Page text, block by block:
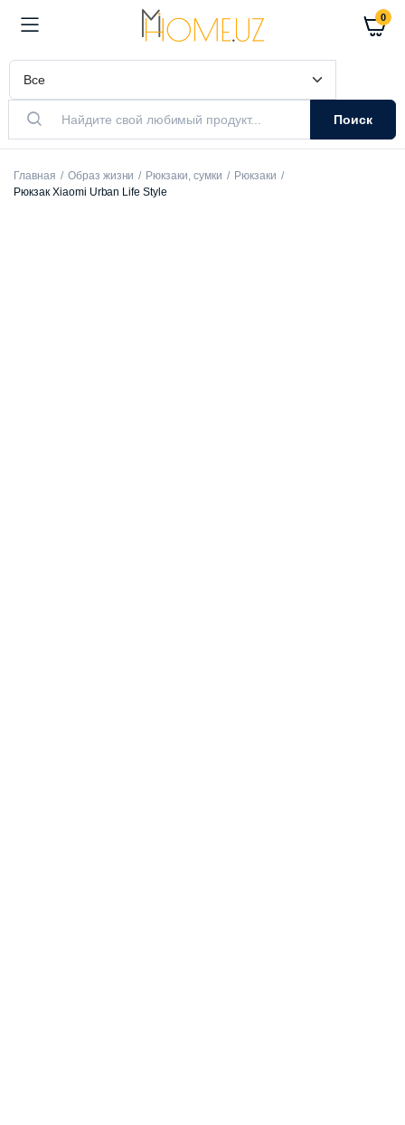
0
Поиск
Главная Образ жизни Рюкзаки, сумки
Рюкзаки
Рюкзак Xiaomi Urban Life Style